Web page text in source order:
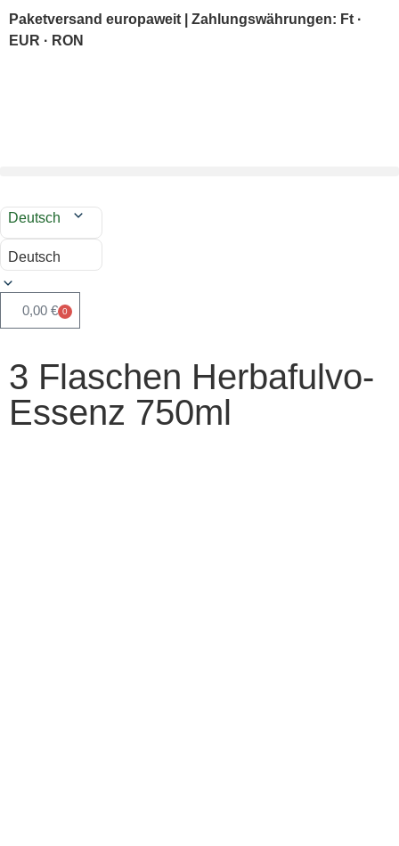
Paketversand europaweit | Zahlungswährungen: Ft ·
EUR · RON
Deutsch
Deutsch
0,00 € 0
3 Flaschen Herbafulvo-
Essenz 750ml